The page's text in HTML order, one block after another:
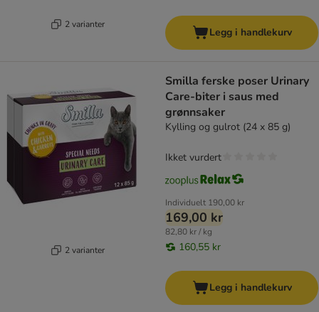
2 varianter
Legg i handlekurv
2 varianter
Smilla ferske poser Urinary
Care-biter i saus med
grønnsaker
Kylling og gulrot (24 x 85 g)
Individuelt 190,00 kr
169,00 kr
82,80 kr / kg
160,55 kr
Ikket vurdert
Legg i handlekurv